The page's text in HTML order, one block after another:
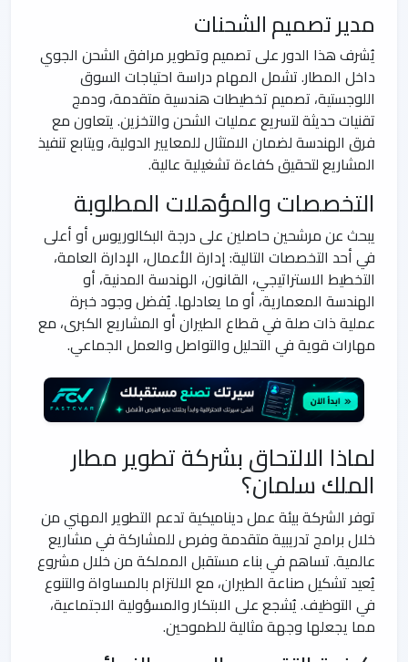
مدير تصميم الشحنات
يُشرف هذا الدور على تصميم وتطوير مرافق الشحن الجوي
داخل المطار. تشمل المهام دراسة احتياجات السوق
اللوجستية، تصميم تخطيطات هندسية متقدمة، ودمج
تقنيات حديثة لتسريع عمليات الشحن والتخزين. يتعاون مع
فرق الهندسة لضمان الامتثال للمعايير الدولية، ويتابع تنفيذ
المشاريع لتحقيق كفاءة تشغيلية عالية.
التخصصات والمؤهلات المطلوبة
يبحث عن مرشحين حاصلين على درجة البكالوريوس أو أعلى
في أحد التخصصات التالية: إدارة الأعمال، الإدارة العامة،
التخطيط الاستراتيجي، القانون، الهندسة المدنية، أو
الهندسة المعمارية، أو ما يعادلها. يُفضل وجود خبرة
عملية ذات صلة في قطاع الطيران أو المشاريع الكبرى، مع
مهارات قوية في التحليل والتواصل والعمل الجماعي.
لماذا الالتحاق بشركة تطوير مطار
الملك سلمان؟
توفر الشركة بيئة عمل ديناميكية تدعم التطوير المهني من
خلال برامج تدريبية متقدمة وفرص للمشاركة في مشاريع
عالمية. تساهم في بناء مستقبل المملكة من خلال مشروع
يُعيد تشكيل صناعة الطيران، مع الالتزام بالمساواة والتنوع
في التوظيف. يُشجع على الابتكار والمسؤولية الاجتماعية،
مما يجعلها وجهة مثالية للطموحين.